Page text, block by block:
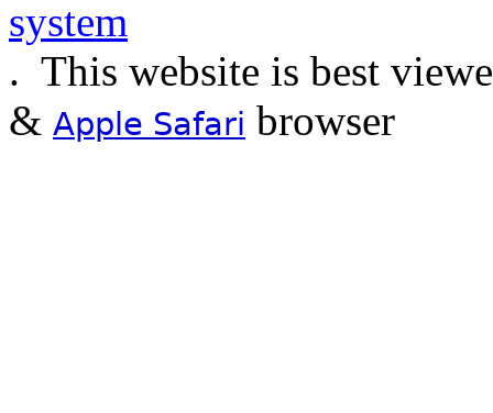
. This website is best
& Apple Safari browser